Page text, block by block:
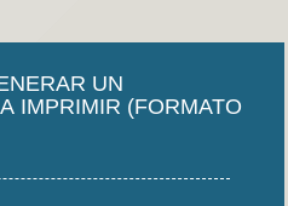
UN
IMPRIMIR (FORMATO